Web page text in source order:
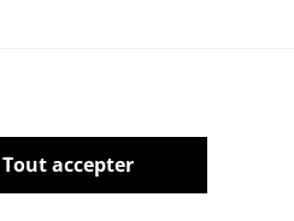
Tout accepter